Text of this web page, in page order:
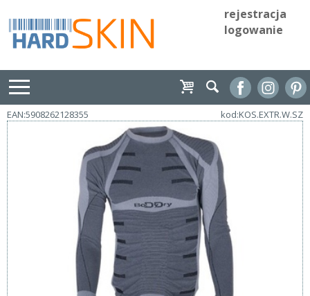
rejestracja
logowanie
EAN:5908262128355 kod:KOS.EXTR.W.SZ